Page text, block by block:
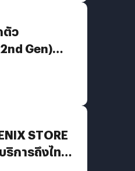
ตัว
Gen)
STORE
ริการถึงไทย